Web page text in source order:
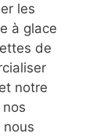
les
à glace
de
notre
nous